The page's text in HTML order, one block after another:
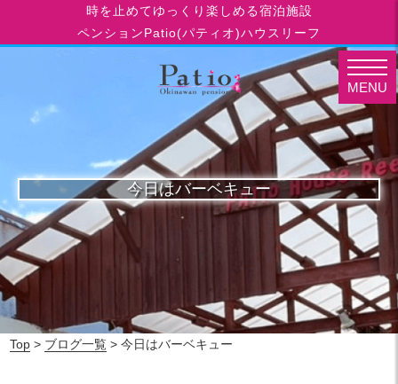
時を止めてゆっくり楽しめる宿泊施設
ペンションPatio(パティオ)ハウスリーフ
今日はバーベキュー
Top > ブログ一覧 > 今日はバーベキュー
MENU